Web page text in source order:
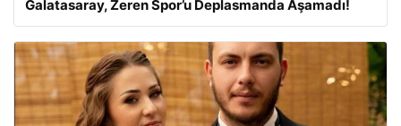
Galatasaray, Zeren Spor’u Deplasmanda Aşamadı!